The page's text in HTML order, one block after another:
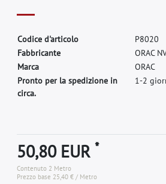
Codice d'articolo P8020
Fabbricante ORAC N
Marca ORAC
Pronto per la spedizione in
circa.
1-2
50,80 EUR*
Contenuto 2 Metro
Prezzo base 25,40 € / Metro